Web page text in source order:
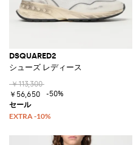
DSQUARED2
シューズ レディース
￥113,300
￥56,650
-50%